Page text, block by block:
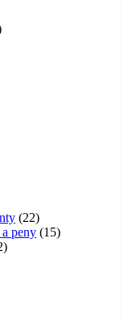
2222
produktov
peny 1515
22